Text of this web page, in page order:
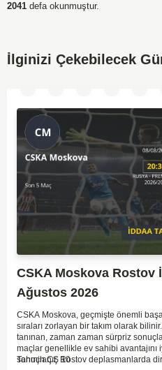
2041 defa okunmuştur.
İlginizi Çekebilecek
CSKA Moskova Rostov
Ağustos 2026
CSKA Moskova, geçmişte önemli
sıraları zorlayan bir takım olarak
tanınan, zaman zaman sürpriz
maçlar genellikle ev sahibi
sonuçlanır. Rostov deplasmanlarda
Tahmin ÇŞ 10